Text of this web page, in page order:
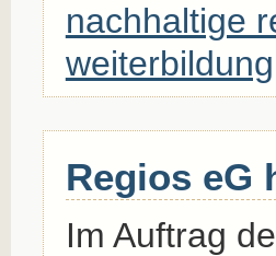
nachhaltige
weiterbildung
Regios eG
Im Auftrag